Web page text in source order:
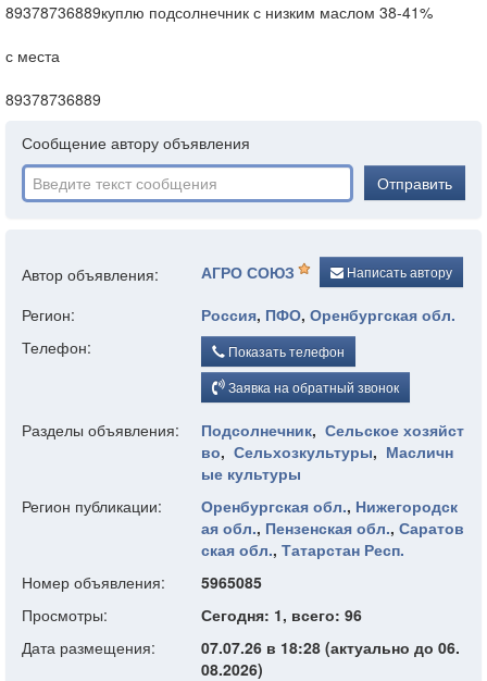
89378736889куплю подсолнечник с низким маслом 38-41%
с места
89378736889
Сообщение автору объявления
Отправить
Автор объявления: АГРО СОЮЗ Написать автору
Регион: Россия, ПФО, Оренбургская обл.
Телефон:
Показать телефон
Заявка на обратный звонок
Разделы объявления: Подсолнечник, Сельское хозяйст
во, Сельхозкультуры, Масличн
ые культуры
Регион публикации:
Оренбургская обл., Нижегородск
ая обл., Пензенская обл., Саратов
ская обл., Татарстан Респ.
Номер объявления:
5965085
Просмотры:
Сегодня: 1, всего: 96
Дата размещения:
07.07.26 в 18:28 (актуально до 06.
08.2026)